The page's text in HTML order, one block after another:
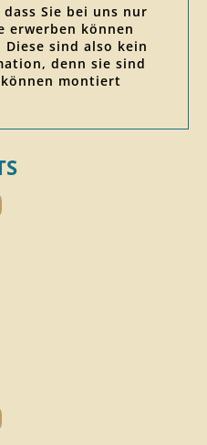
Sie bei uns nur
erwerben können
sind also kein
denn sie sind
montiert